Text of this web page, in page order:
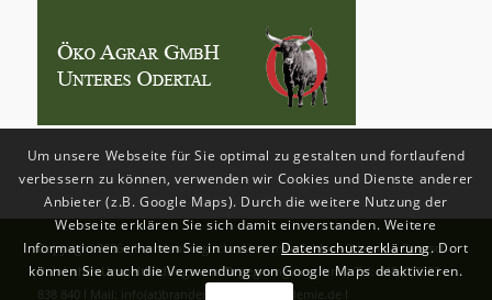
Copyright2026 - Brandenburgische Akademie Schloss Criewen - Deutsch-
Polnisches Umweltbildungs-und Begegnungszentrum | Tel: +49 (0)3332-
838 840 I Mail: info(at)brandenburgische-akademie.de I
Um unsere Webseite für Sie optimal zu gestalten und fortlaufend
verbessern zu können, verwenden wir Cookies und Dienste anderer
Anbieter (z.B. Google Maps). Durch die weitere Nutzung der
Webseite erklären Sie sich damit einverstanden. Weitere
Informationen erhalten Sie in unsererDatenschutzerklärung. Dort
können Sie auch die Verwendung von Google Maps deaktivieren.